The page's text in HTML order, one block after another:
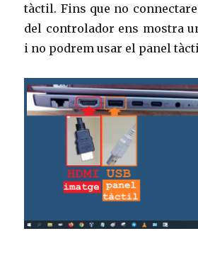
tàctil. Fins que no
del controlador ens mostra
i no podrem usar el panel